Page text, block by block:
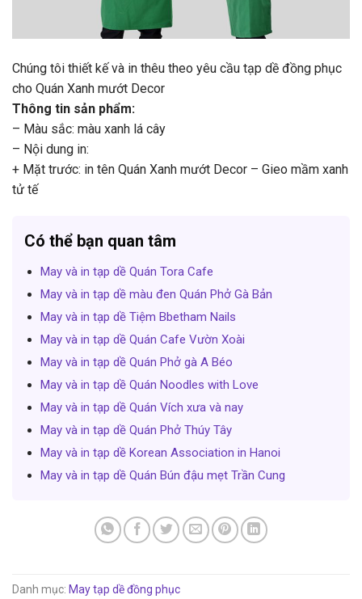
Chúng tôi thiết kế và in thêu theo yêu cầu tạp dề đồng phục
cho Quán Xanh mướt Decor
Thông tin sản phẩm:
– Màu sắc: màu xanh lá cây
– Nội dung in:
+ Mặt trước: in tên Quán Xanh mướt Decor – Gieo mầm xanh
tử tế
Có thể bạn quan tâm
May và in tạp dề Quán Tora Cafe
May và in tạp dề màu đen Quán Phở Gà Bản
May và in tạp dề Tiệm Bbetham Nails
May và in tạp dề Quán Cafe Vườn Xoài
May và in tạp dề Quán Phở gà A Béo
May và in tạp dề Quán Noodles with Love
May và in tạp dề Quán Vích xưa và nay
May và in tạp dề Quán Phở Thúy Tây
May và in tạp dề Korean Association in Hanoi
May và in tạp dề Quán Bún đậu mẹt Trần Cung
Danh mục: May tạp dề đồng phục